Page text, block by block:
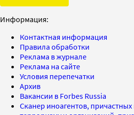
Информация:
Контактная информация
Правила обработки
Реклама в журнале
Реклама на сайте
Условия перепечатки
Архив
Вакансии в Forbes Russia
Сканер иноагентов, причастных